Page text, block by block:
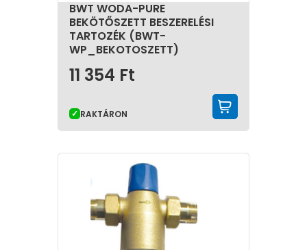
BWT WODA-PURE
BEKÖTŐSZETT BESZERELÉSI
TARTOZÉK (BWT-
WP_BEKOTOSZETT)
11 354 Ft
RAKTÁRON